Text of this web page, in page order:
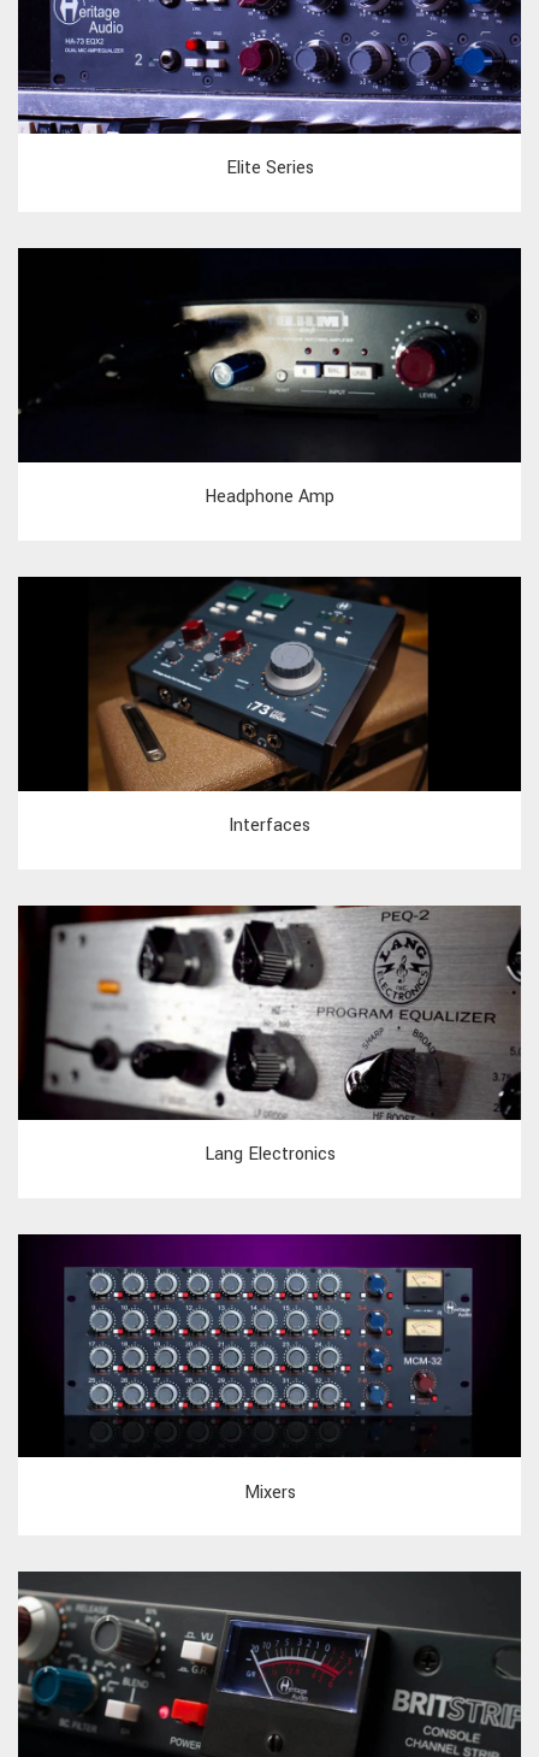
Elite Series
Headphone Amp
Interfaces
Lang Electronics
Mixers